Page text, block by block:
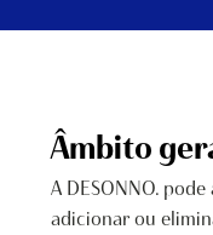
Âmbito
A DESONNO.
adicionar ou